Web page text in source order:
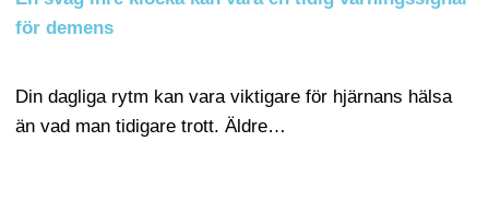
för demens
Din dagliga rytm kan vara viktigare för hjärnans hälsa
än vad man tidigare trott. Äldre…